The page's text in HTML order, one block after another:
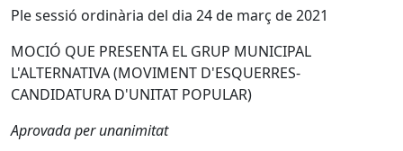
Ple sessió ordinària del dia 24 de març de 2021
MOCIÓ QUE PRESENTA EL GRUP MUNICIPAL
L'ALTERNATIVA (MOVIMENT D'ESQUERRES-
CANDIDATURA D'UNITAT POPULAR)
Aprovada per unanimitat